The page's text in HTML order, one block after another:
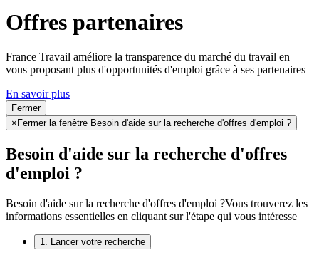
Offres partenaires
France Travail améliore la transparence du marché du travail en
vous proposant plus d'opportunités d'emploi grâce à ses partenaires
En savoir plus
Fermer
× Fermer la fenêtre Besoin d'aide sur la recherche d'offres d'emploi ?
Besoin d'aide sur la recherche d'offres
d'emploi ?
Besoin d'aide sur la recherche d'offres d'emploi ?Vous trouverez les
informations essentielles en cliquant sur l'étape qui vous intéresse
1. Lancer votre recherche